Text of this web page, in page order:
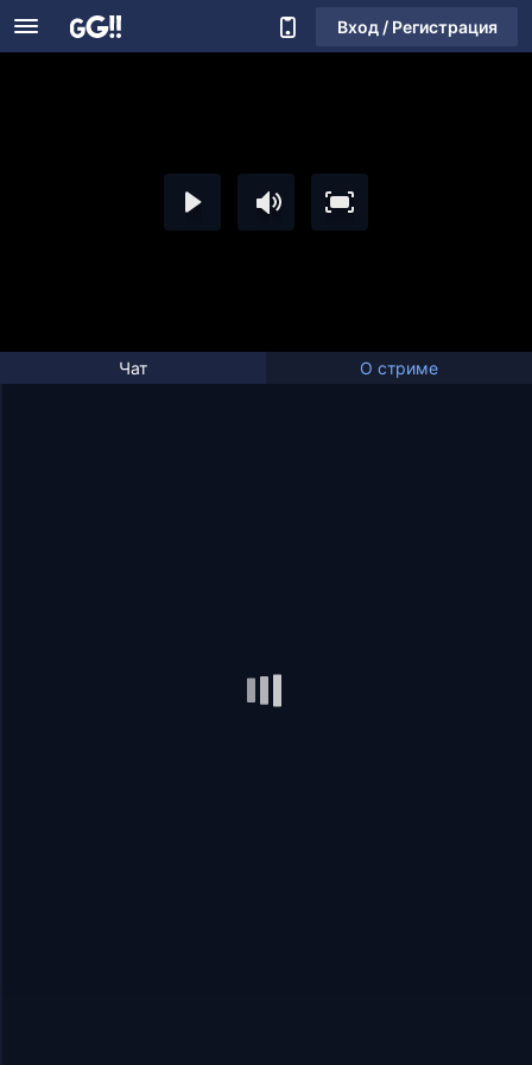
Вход / Регистрация
Чат О стриме